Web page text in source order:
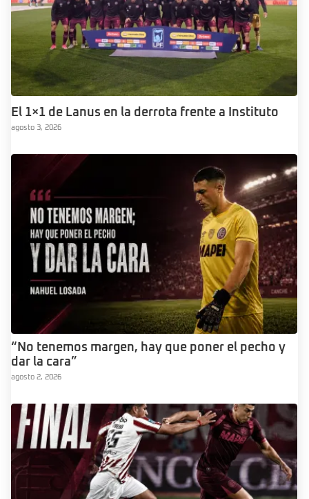
El 1×1 de Lanus en la derrota frente a Instituto
agosto 3, 2026
“No tenemos margen, hay que poner el pecho y
dar la cara”
agosto 2, 2026